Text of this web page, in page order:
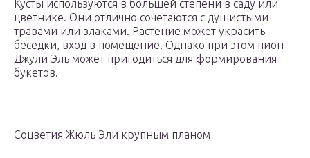
Кусты используются в большей степени в саду или
цветнике. Они отлично сочетаются с душистыми
травами или злаками. Растение может украсить
беседки, вход в помещение. Однако при этом пион
Джули Эль может пригодиться для формирования
букетов.
Соцветия Жюль Эли крупным планом